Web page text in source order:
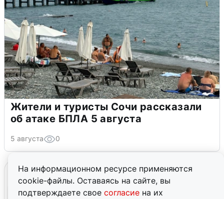
На информационном ресурсе применяются
cookie-файлы. Оставаясь на сайте, вы
подтверждаете свое согласие на их
Жители и туристы Сочи рассказали
об атаке БПЛА 5 августа
5 августа 0